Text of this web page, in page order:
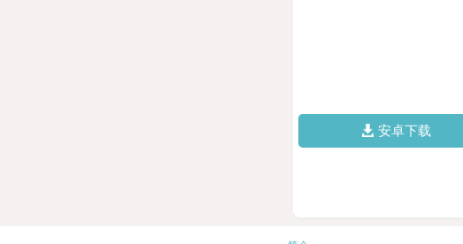
安卓下载